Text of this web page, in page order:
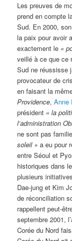
Les preuves de
prend en compte
Sud. En 2000,
la paix pour avoir
exactement le «
veillé à ce que ce
Sud ne réussisse
provocateur de
en faisant la
Providence,Anne
président « la
l’administration
ne sont pas
soleil » a eu pour
entre Séoul et
historiques dans
plusieurs
Dae-jung et Kim
de réconciliation
rappellent peut-
septembre 2001,
Corée du Nord